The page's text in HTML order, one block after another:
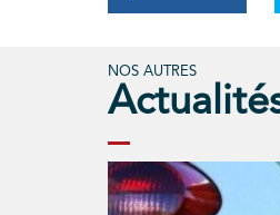
NOS AUTRES